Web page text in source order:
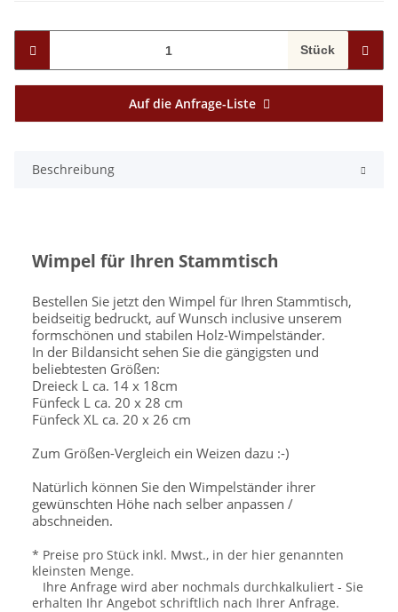
Stück
Auf die Anfrage-Liste
Beschreibung
Wimpel für Ihren Stammtisch
Bestellen Sie jetzt den Wimpel für Ihren Stammtisch,
beidseitig bedruckt, auf Wunsch inclusive unserem
formschönen und stabilen Holz-Wimpelständer.
In der Bildansicht sehen Sie die gängigsten und
beliebtesten Größen:
Dreieck L ca. 14 x 18cm
Fünfeck L ca. 20 x 28 cm
Fünfeck XL ca. 20 x 26 cm
Zum Größen-Vergleich ein Weizen dazu :-)
Natürlich können Sie den Wimpelständer ihrer
gewünschten Höhe nach selber anpassen /
abschneiden.
* Preise pro Stück inkl. Mwst., in der hier genannten
kleinsten Menge.
Ihre Anfrage wird aber nochmals durchkalkuliert - Sie
erhalten Ihr Angebot schriftlich nach Ihrer Anfrage.